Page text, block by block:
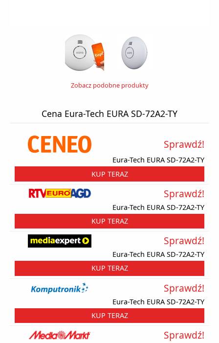
Zobacz podobne produkty
Cena Eura-Tech EURA SD-72A2-TY
Eura-Tech EURA SD-72A2-TY
Sprawdź!
KUP TERAZ
Eura-Tech EURA SD-72A2-TY
Sprawdź!
KUP TERAZ
Eura-Tech EURA SD-72A2-TY
Sprawdź!
KUP TERAZ
Eura-Tech EURA SD-72A2-TY
Sprawdź!
KUP TERAZ
Sprawdź!